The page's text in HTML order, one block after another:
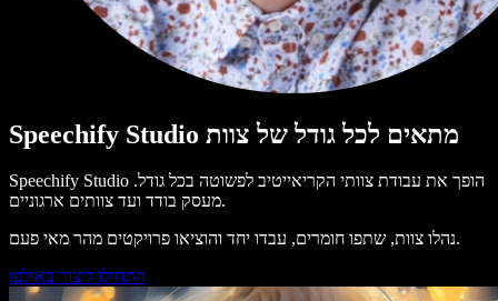
Speechify Studio מתאים לכל גודל של צוות
Speechify Studio הופך את עבודת צוותי הקריאייטיב לפשוטה בכל גודל.
מעסק בודד ועד צוותים ארגוניים.
נהלו צוות, שתפו חומרים, עבדו יחד והוציאו פרויקטים מהר מאי פעם.
התחילו ליצור באולפן